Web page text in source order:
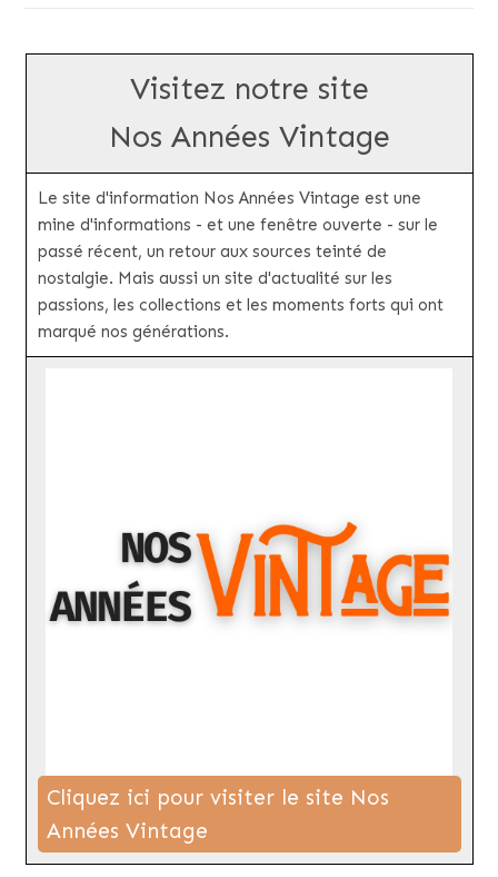
Visitez notre site
Nos Années Vintage
Le site d'information Nos Années Vintage est une
mine d'informations - et une fenêtre ouverte - sur le
passé récent, un retour aux sources teinté de
nostalgie. Mais aussi un site d'actualité sur les
passions, les collections et les moments forts qui ont
marqué nos générations.
Cliquez ici pour visiter le site Nos
Années Vintage